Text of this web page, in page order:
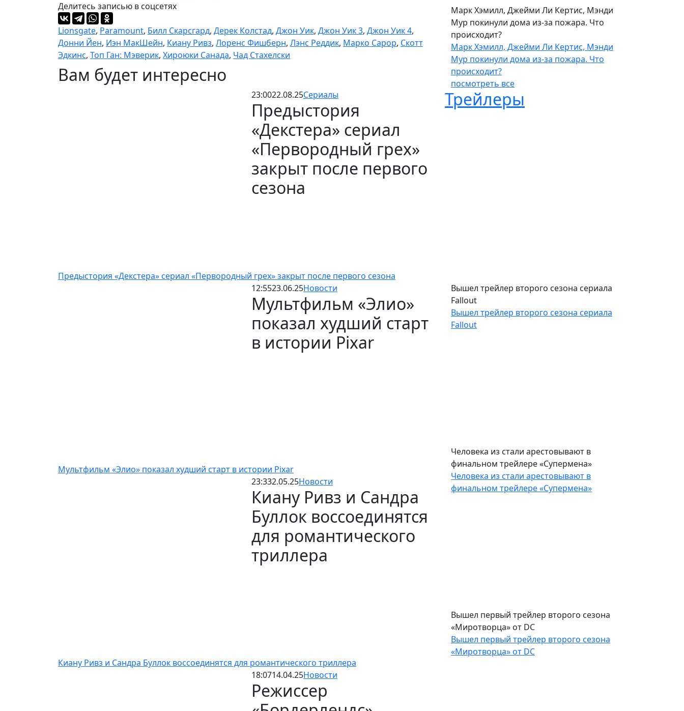
Делитесь записью в соцсетях
Lionsgate, Paramount, Билл Скарсгард, Дерек Колстад, Джон Уик, Джон Уик 3, Джон Уик 4,
Донни Йен, Иэн МакШейн, Киану Ривз, Лоренс Фишберн, Лэнс Реддик, Марко Сарор, Скотт
Эдкинс, Топ Ган: Мэверик, Хироюки Санада, Чад Стахелски
Вам будет интересно
23:0022.08.25Сериалы
Предыстория
«Декстера» сериал
«Первородный грех»
закрыт после первого
сезона
Предыстория «Декстера» сериал «Первородный грех» закрыт после первого сезона
12:5523.06.25Новости
Мультфильм «Элио»
показал худший старт
в истории Pixar
Мультфильм «Элио» показал худший старт в истории Pixar
23:332.05.25Новости
Киану Ривз и Сандра
Буллок воссоединятся
для романтического
триллера
Киану Ривз и Сандра Буллок воссоединятся для романтического триллера
18:0714.04.25Новости
Режиссер
Марк Хэмилл, Джейми Ли Кертис, Мэнди
Мур покинули дома из-за пожара. Что
происходит?
Марк Хэмилл, Джейми Ли Кертис, Мэнди
Мур покинули дома из-за пожара. Что
происходит?
посмотреть все
Трейлеры
Вышел трейлер второго сезона сериала
Fallout
Вышел трейлер второго сезона сериала
Fallout